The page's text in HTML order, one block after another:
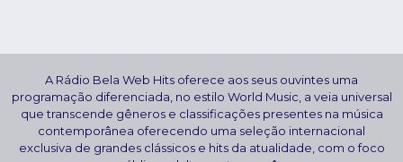
A Rádio Bela Web Hits oferece aos seus ouvintes uma
programação diferenciada, no estilo World Music, a veia universal
que transcende gêneros e classificações presentes na música
contemporânea oferecendo uma seleção internacional
exclusiva de grandes clássicos e hits da atualidade, com o foco